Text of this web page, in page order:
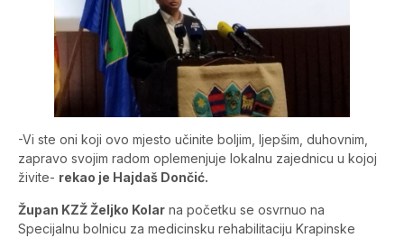
-Vi ste oni koji ovo mjesto učinite boljim, ljepšim, duhovnim,
zapravo svojim radom oplemenjuje lokalnu zajednicu u kojoj
živite- rekao je Hajdaš Dončić.
Župan KZŽ Željko Kolar na početku se osvrnuo na
Specijalnu bolnicu za medicinsku rehabilitaciju Krapinske